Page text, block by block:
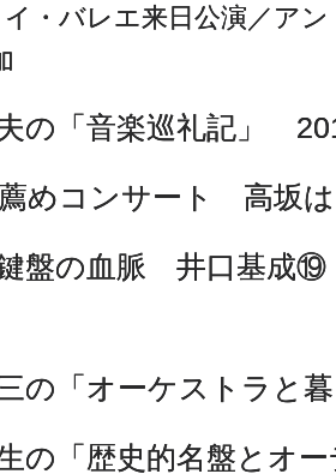
・バレエ来日公演／ア
の「音楽巡礼記」
めコンサート 高坂は
盤の血脈 井口基成
の「オーケストラと
の「歴史的名盤とオー